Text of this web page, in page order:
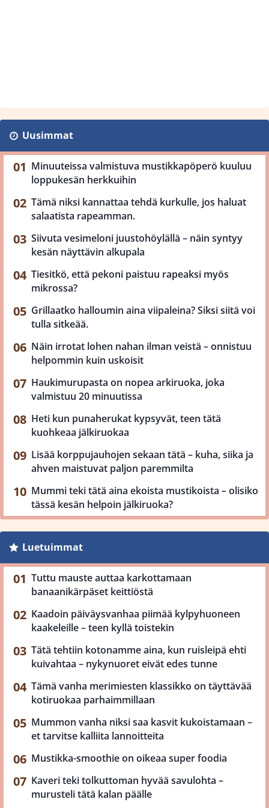
Uusimmat
Minuuteissa valmistuva mustikkapöperö kuuluu
loppukesän herkkuihin
Tämä niksi kannattaa tehdä kurkulle, jos haluat
salaatista rapeamman.
Siivuta vesimeloni juustohöylällä – näin syntyy
kesän näyttävin alkupala
Tiesitkö, että pekoni paistuu rapeaksi myös
mikrossa?
Grillaatko halloumin aina viipaleina? Siksi siitä voi
tulla sitkeää.
Näin irrotat lohen nahan ilman veistä – onnistuu
helpommin kuin uskoisit
Haukimurupasta on nopea arkiruoka, joka
valmistuu 20 minuutissa
Heti kun punaherukat kypsyvät, teen tätä
kuohkeaa jälkiruokaa
Lisää korppujauhojen sekaan tätä – kuha, siika ja
ahven maistuvat paljon paremmilta
Mummi teki tätä aina ekoista mustikoista – olisiko
tässä kesän helpoin jälkiruoka?
Luetuimmat
Tuttu mauste auttaa karkottamaan
banaanikärpäset keittiöstä
Kaadoin päiväysvanhaa piimää kylpyhuoneen
kaakeleille – teen kyllä toistekin
Tätä tehtiin kotonamme aina, kun ruisleipä ehti
kuivahtaa – nykynuoret eivät edes tunne
Tämä vanha merimiesten klassikko on täyttävää
kotiruokaa parhaimmillaan
Mummon vanha niksi saa kasvit kukoistamaan –
et tarvitse kalliita lannoitteita
Mustikka-smoothie on oikeaa super foodia
Kaveri teki tolkuttoman hyvää savulohta –
murusteli tätä kalan päälle